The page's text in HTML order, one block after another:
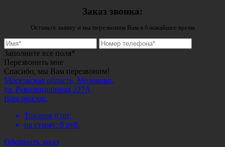
Заказ звонка:
Оставьте заявку и мы перезвоним Вам в ближайшее время
Заполните все поля*
Перезвонить мне
Спасибо, мы Вам перезвоним!
Московская область, Молоково,
ул. Революционная 227А
Ваш рюкзак:
Товаров 0 шт.
на сумму: 0 руб.
Оформить заказ